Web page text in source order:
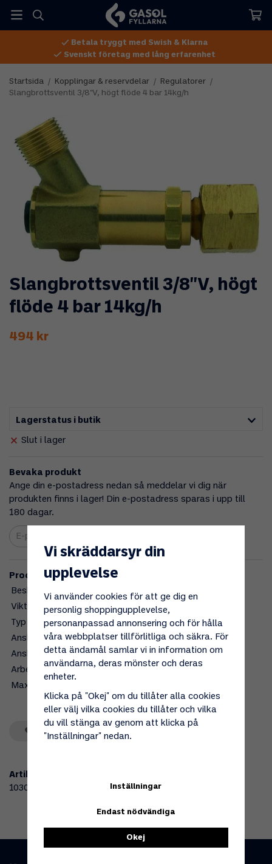
Betala tryggt med Swish & Klarna
Svenskt företag med lång erfarenhet
Startsida / Kopplingar & reservdelar / Regulatorer
/
Slangbrottsventil 3/8''V, högt flöde 4 bar 14kg/h
Slangbrottsventil 3/8''V, högt
flöde 4 bar 14kg/h
494 kr
Lagerstatus i butik
Slut i lager
Bevaka produkt
Ange din e-postadress nedan så meddelar vi dig när
produkten finns i lager! Din e-postadress sparas i upp till
180 dagar.
Produktbeskrivning:
Beskrivning
Slangbrottsventil
Vikt, g
137
Typ av gas
Gasol
Ansl. - IN
BSP 3/8" LH
Ansl. - UT
BSP 3/8" LH
Arbetstryck
Max. kapacitet, kg/h
Spara som favorit
Artikelnummer:
103089
Vi skräddarsyr din
upplevelse
Vi använder cookies för att ge dig en
personlig shoppingupplevelse,
personanpassad annonsering och för hålla
våra webbplatser tillförlitliga och säkra. För
detta ändamål samlar vi in information om
användarna, deras mönster och deras
enheter.
Klicka på "Okej" om du tillåter alla cookies
eller välj vilka cookies du tillåter och vilka
du vill stänga av genom att klicka på
"Inställningar" nedan.
Inställningar
Endast nödvändiga
Okej